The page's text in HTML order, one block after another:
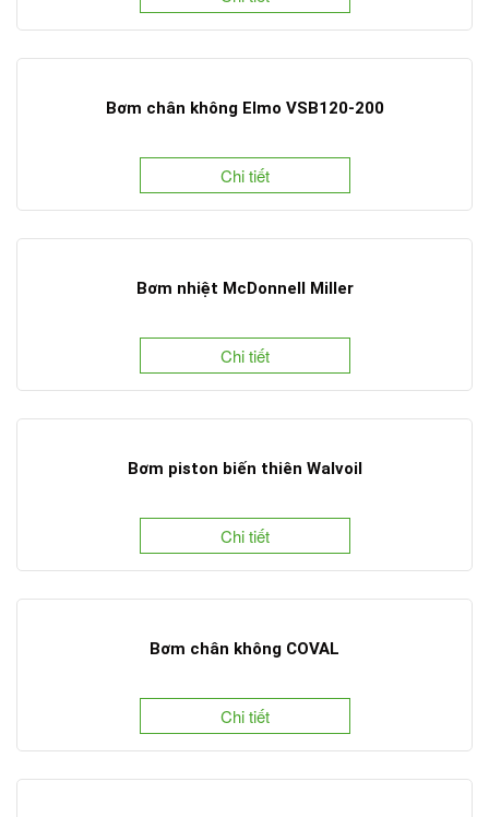
Bơm chân không Elmo VSB120-200
Chi tiết
Bơm nhiệt McDonnell Miller
Chi tiết
Bơm piston biến thiên Walvoil
Chi tiết
Bơm chân không COVAL
Chi tiết